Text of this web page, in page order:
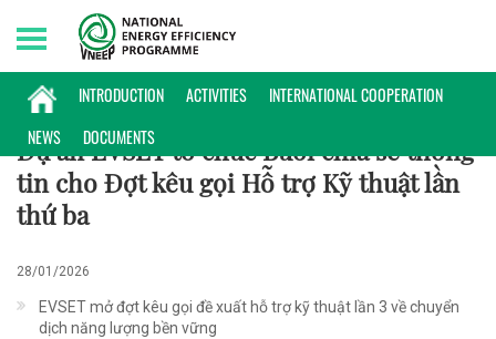
INTRODUCTION ACTIVITIES
INTERNATIONAL COOPERATION
NEWS
DOCUMENTS
Saturday, 08/08/2026 | 08:09 GMT+7
HỢP TÁC QUỐC TẾ
Dự án EVSET tổ chức Buổi chia sẻ thông
tin cho Đợt kêu gọi Hỗ trợ Kỹ thuật lần
thứ ba
28/01/2026
EVSET mở đợt kêu gọi đề xuất hỗ trợ kỹ thuật lần 3 về chuyển
dịch năng lượng bền vững